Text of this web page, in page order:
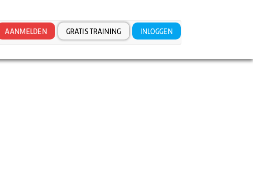
AANMELDEN GRATIS TRAINING INLOGGEN